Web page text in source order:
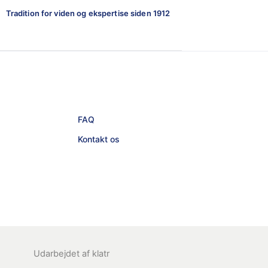
Tradition for viden og ekspertise siden 1912
FAQ
Kontakt os
Udarbejdet af klatr